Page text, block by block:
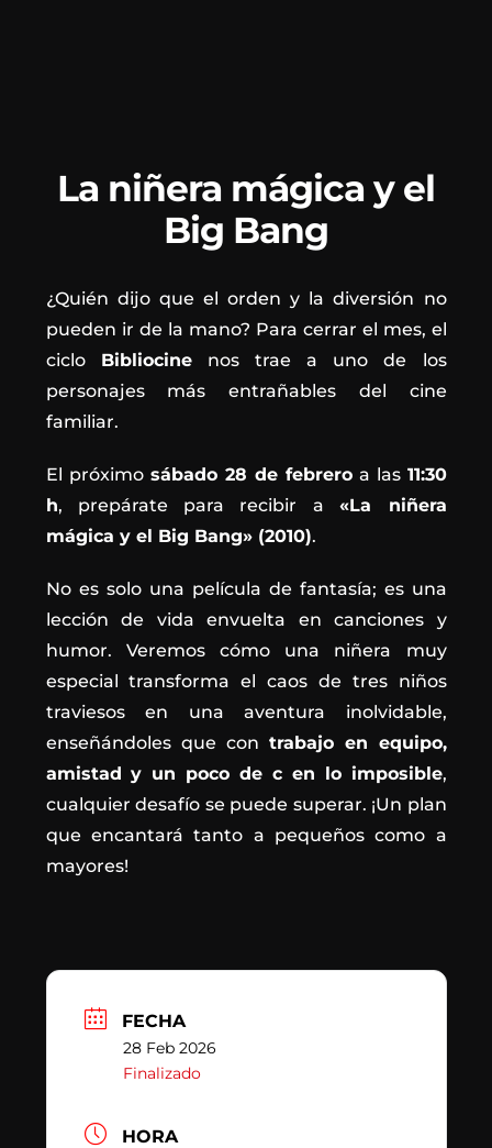
La niñera mágica y el
Big Bang
¿Quién dijo que el orden y la diversión no
pueden ir de la mano? Para cerrar el mes, el
ciclo Bibliocinenos trae a uno de los
personajes más entrañables del cine
familiar.
El próximo sábado 28 de febreroa las 11:30
h, prepárate para recibir a«La niñera
mágica y el Big Bang» (2010).
No es solo una película de fantasía; es una
lección de vida envuelta en canciones y
humor. Veremos cómo una niñera muy
especial transforma el caos de tres niños
traviesos en una aventura inolvidable,
enseñándoles que con trabajo en equipo,
amistad y un poco de c en lo imposible,
cualquier desafío se puede superar. ¡Un plan
que encantará tanto a pequeños como a
mayores!
FECHA
28 Feb 2026
Finalizado
HORA